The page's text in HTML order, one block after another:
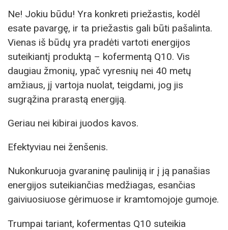
Ne! Jokiu būdu! Yra konkreti priežastis, kodėl
esate pavargę, ir ta priežastis gali būti pašalinta.
Vienas iš būdų yra pradėti vartoti energijos
suteikiantį produktą – kofermentą Q10. Vis
daugiau žmonių, ypač vyresnių nei 40 metų
amžiaus, jį vartoja nuolat, teigdami, jog jis
sugrąžina prarastą energiją.
Geriau nei kibirai juodos kavos.
Efektyviau nei ženšenis.
Nukonkuruoja gvaraninę pauliniją ir į ją panašias
energijos suteikiančias medžiagas, esančias
gaiviuosiuose gėrimuose ir kramtomojoje gumoje.
Trumpai tariant, kofermentas Q10 suteikia